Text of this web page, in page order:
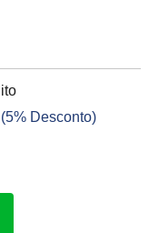
(5% Desconto)